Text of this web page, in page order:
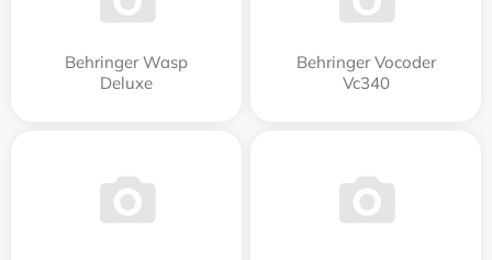
Behringer Wasp
Deluxe
Behringer Vocoder
Vc340